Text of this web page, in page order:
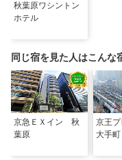
秋葉原ワシントン
ホテル
同じ宿を見た人はこんな
京急ＥＸイン 秋
葉原
京王
大手町